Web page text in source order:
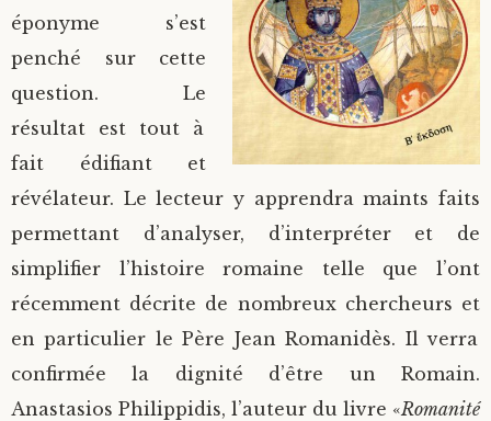
éponyme s’est
penché sur cette
question. Le
résultat est tout à
fait édifiant et
révélateur. Le lecteur y apprendra maints faits
permettant d’analyser, d’interpréter et de
simplifier l’histoire romaine telle que l’ont
récemment décrite de nombreux chercheurs et
en particulier le Père Jean Romanidès. Il verra
confirmée la dignité d’être un Romain.
Anastasios Philippidis, l’auteur du livre «Romanité